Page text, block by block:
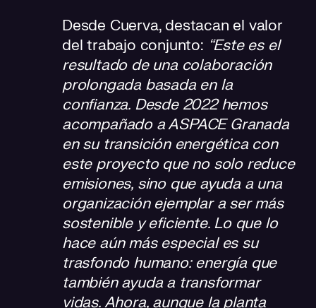
Desde Cuerva, destacan el valor
del trabajo conjunto: “Este es el
resultado de una colaboración
prolongada basada en la
confianza. Desde 2022 hemos
acompañado a ASPACE Granada
en su transición energética con
este proyecto que no solo reduce
emisiones, sino que ayuda a una
organización ejemplar a ser más
sostenible y eficiente. Lo que lo
hace aún más especial es su
trasfondo humano: energía que
también ayuda a transformar
vidas. Ahora, aunque la planta